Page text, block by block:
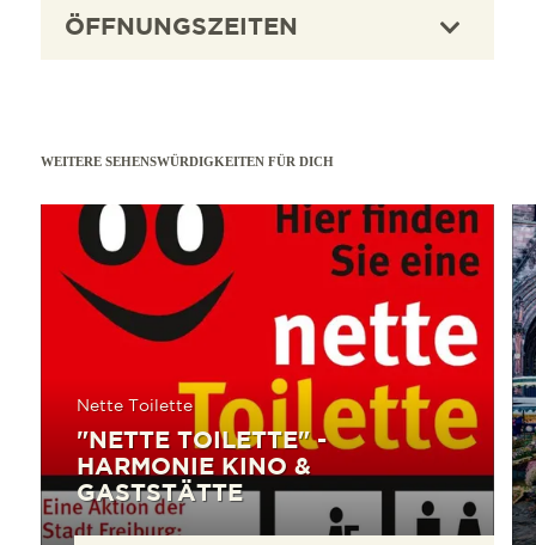
ÖFFNUNGSZEITEN
WEITERE SEHENSWÜRDIGKEITEN FÜR DICH
Nette Toilette
"NETTE TOILETTE" -
HARMONIE KINO &
GASTSTÄTTE
mehr erfahren mehr